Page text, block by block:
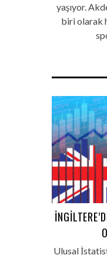
yaşıyor.
biri olarak
Ulusal